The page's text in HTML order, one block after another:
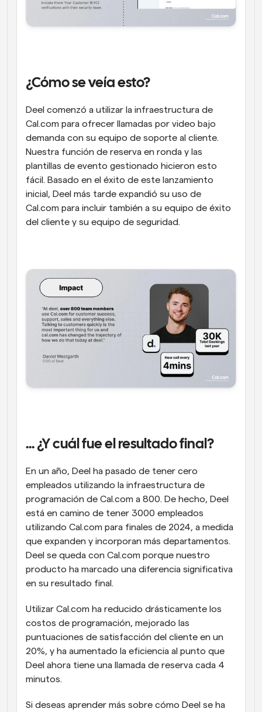
¿Cómo se veía esto?
Deel comenzó a utilizar la infraestructura de
Cal.com para ofrecer llamadas por video bajo
demanda con su equipo de soporte al cliente.
Nuestra función de reserva en ronda y las
plantillas de evento gestionado hicieron esto
fácil. Basado en el éxito de este lanzamiento
inicial, Deel más tarde expandió su uso de
Cal.com para incluir también a su equipo de éxito
del cliente y su equipo de seguridad.
... ¿Y cuál fue el resultado final?
En un año, Deel ha pasado de tener cero
empleados utilizando la infraestructura de
programación de Cal.com a 800. De hecho, Deel
está en camino de tener 3000 empleados
utilizando Cal.com para finales de 2024, a medida
que expanden y incorporan más departamentos.
Deel se queda con Cal.com porque nuestro
producto ha marcado una diferencia significativa
en su resultado final.
Utilizar Cal.com ha reducido drásticamente los
costos de programación, mejorado las
puntuaciones de satisfacción del cliente en un
20%, y ha aumentado la eficiencia al punto que
Deel ahora tiene una llamada de reserva cada 4
minutos.
Si deseas aprender más sobre cómo Deel se ha